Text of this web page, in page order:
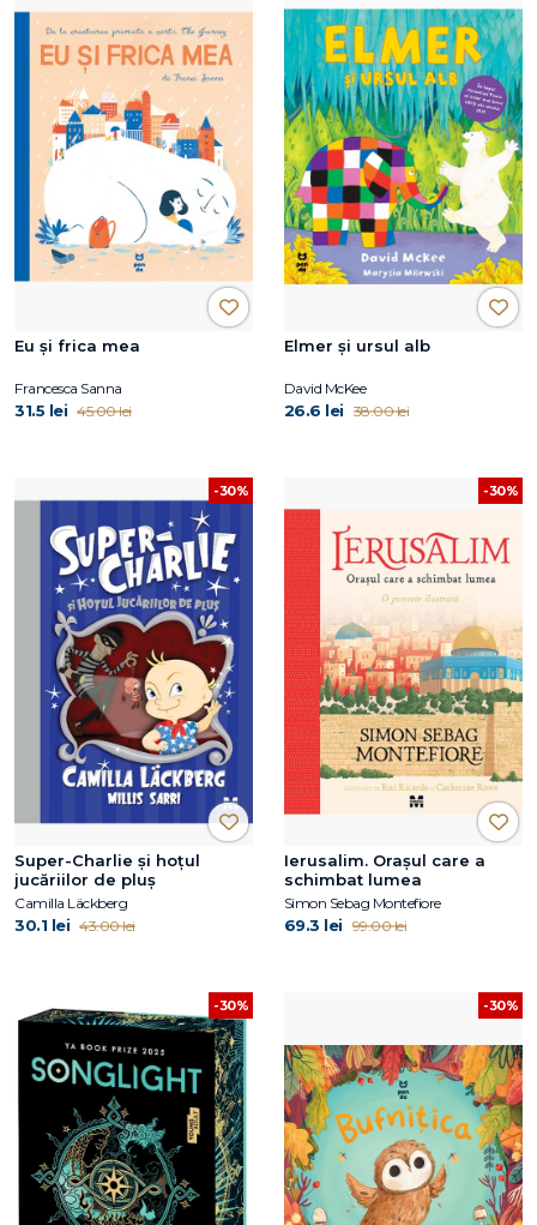
Eu și frica mea
Francesca Sanna
31.5 lei 45.00 lei
Elmer și ursul alb
David McKee
26.6 lei 38.00 lei
-30%
Super-Charlie și hoțul
jucăriilor de pluș
Camilla Läckberg
30.1 lei 43.00 lei
-30%
Ierusalim. Orașul care a
schimbat lumea
Simon Sebag Montefiore
69.3 lei 99.00 lei
-30% -30%